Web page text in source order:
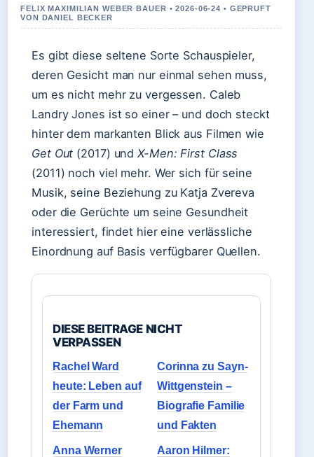
FELIX MAXIMILIAN WEBER BAUER • 2026-06-24 • GEPRUFT
VON DANIEL BECKER
Es gibt diese seltene Sorte Schauspieler,
deren Gesicht man nur einmal sehen muss,
um es nicht mehr zu vergessen. Caleb
Landry Jones ist so einer – und doch steckt
hinter dem markanten Blick aus Filmen wie
Get Out (2017) undX-Men: First Class
(2011) noch viel mehr. Wer sich für seine
Musik, seine Beziehung zu Katja Zvereva
oder die Gerüchte um seine Gesundheit
interessiert, findet hier eine verlässliche
Einordnung auf Basis verfügbarer Quellen.
DIESE BEITRAGE NICHT
VERPASSEN
Rachel Ward
heute: Leben auf
der Farm und
Ehemann
Corinna zu Sayn-
Wittgenstein –
Biografie Familie
und Fakten
Anna Werner
Aaron Hilmer: